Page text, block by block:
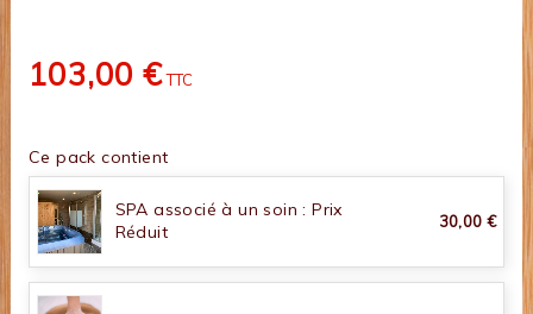
103,00 € TTC
Ce pack contient
SPA associé à un soin : Prix
Réduit
30,00 €